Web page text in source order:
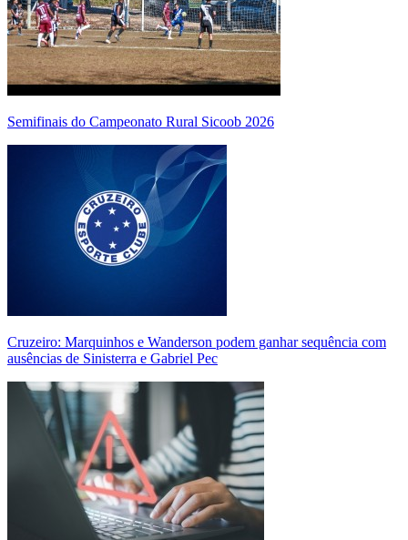
Semifinais do Campeonato Rural Sicoob 2026
Cruzeiro: Marquinhos e Wanderson podem ganhar sequência com
ausências de Sinisterra e Gabriel Pec